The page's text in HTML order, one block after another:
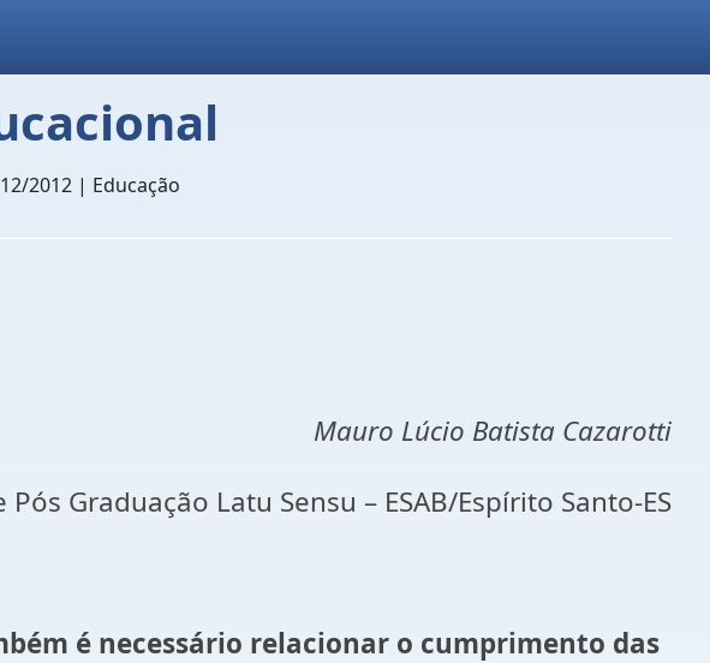
2012 | Educação
Mauro Lúcio Batista Cazarotti
Graduação Latu Sensu – ESAB/Espírito Santo-ES
é necessário relacionar o cumprimento das